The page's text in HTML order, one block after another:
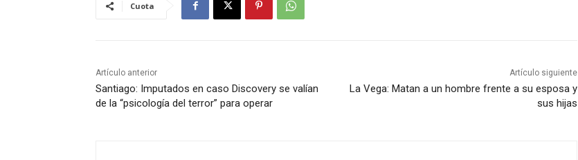
Cuota
Artículo anterior
Santiago: Imputados en caso Discovery se valían
de la “psicología del terror” para operar
Artículo siguiente
La Vega: Matan a un hombre frente a su esposa y
sus hijas